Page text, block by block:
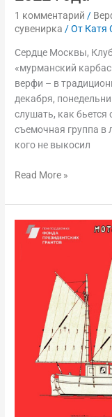
1 комментарий /
сувенирка / От Катя
Сердце Москвы,
«мурманский
верфи – в
декабря,
слушать, как бьется
съемочная группа в
кого не выкосил
Read More »
Плакаты
Соломбальской
судоверфи
Товарищества
поморского
судостроения